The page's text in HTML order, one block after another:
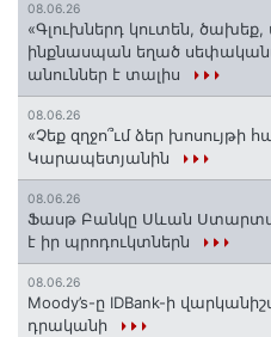
08.06.26
«Գլուխներդ կուտեն, ծախեք,
ինքնասպան եղած
անուններ է տալիս
08.06.26
«Չեք զղջո՞ւմ ձեր խոսույթի
Կարապետյանին
08.06.26
Ֆասթ Բանկը Սևան
է իր պրոդուկտներն
08.06.26
Moody’s-ը IDBank-ի
դրականի